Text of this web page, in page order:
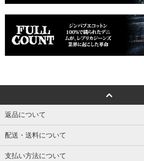
返品について
配送・送料について
支払い方法について